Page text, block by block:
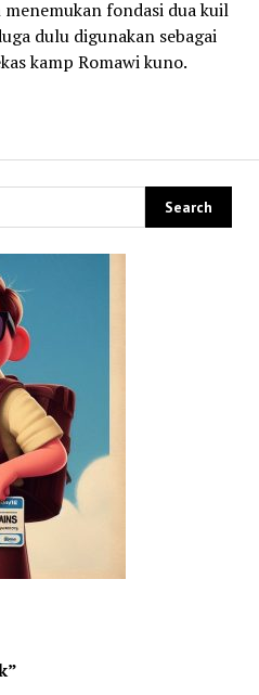
fondasi dua kuil
dulu digunakan sebagai
kamp Romawi kuno.